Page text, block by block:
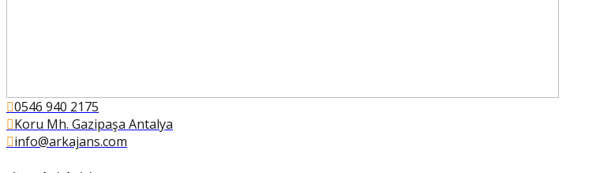
0546 940 2175
Koru Mh. Gazipaşa Antalya
info@arkajans.com